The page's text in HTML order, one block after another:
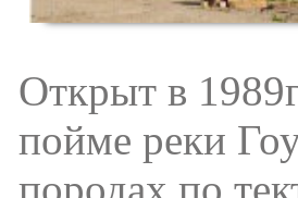
Открыт в
пойме реки
породах по